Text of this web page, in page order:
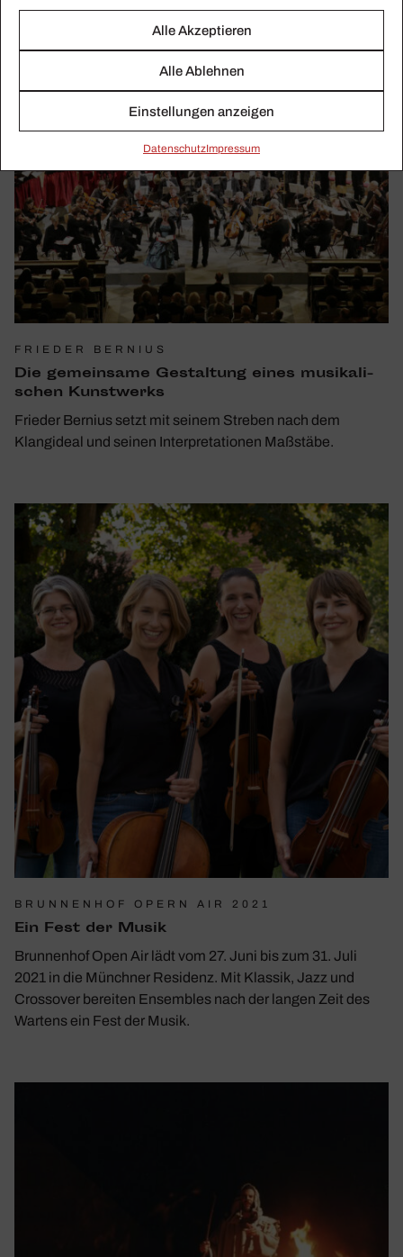
Alle Akzeptieren
Alle Ablehnen
Einstellungen anzeigen
Daten­schutzImpressum
FRIEDER BERNIUS
Die gemein­same Gestal­tung eines musi­ka­li­
schen Kunst­werks
Frieder Bernius setzt mit seinem Streben nach dem
Klangideal und seinen Interpretationen Maßstäbe.
BRUNNENHOF OPERN AIR 2021
Ein Fest der Musik
Brunnenhof Open Air lädt vom 27. Juni bis zum 31. Juli
2021 in die Münchner Residenz. Mit Klassik, Jazz und
Crossover bereiten Ensembles nach der langen Zeit des
Wartens ein Fest der Musik.